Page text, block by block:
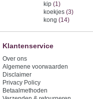
kip (1)
koekjes (3)
kong (14)
Klantenservice
Over ons
Algemene voorwaarden
Disclaimer
Privacy Policy
Betaalmethoden